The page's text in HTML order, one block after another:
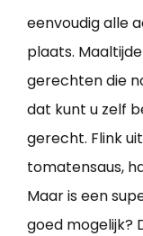
eenvoudig alle
plaats.
gerechten die
dat kunt u zelf
gerecht. Flink
tomatensaus,
Maar is een
goed mogelijk?